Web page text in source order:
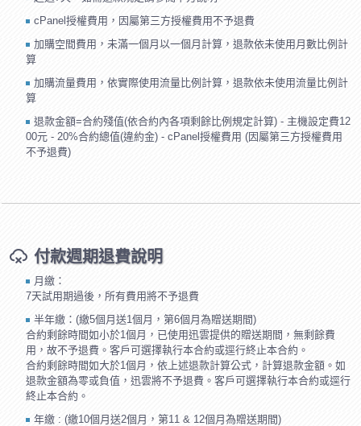
cPanel授權費用，因屬第三方授權費用不予退費
加購空間費用，未滿一個月以一個月計算，退款依未使用月數比例計
算
加購流量費用，依實際使用流量比例計算，退款依未使用流量比例計
算
退款金額=合約殘值(依合約內各項剩餘比例規定計算) - 主機設定費12
00元 - 20%合約總值(違約金) - cPanel授權費用 (因屬第三方授權費用
不予退費)
付款週期退費說明
月繳：
7天試用期過後，所有費用將不予退費
半年繳：(繳5個月送1個月，第6個月為贈送期間)
合約剩餘時間如小於1個月，已使用迅雲提供的贈送期間，無剩餘費
用，故不予退費。客戶可選擇執行本合約或逕行終止本合約。
合約剩餘時間如大於1個月，依上述退款計算公式，計算退款金額。如
退款金額為零或負值，迅雲將不予退費。客戶可選擇執行本合約或逕行
終止本合約。
年繳 : (繳10個月送2個月，第11 & 12個月為贈送期間)